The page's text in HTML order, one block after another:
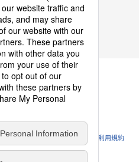
IRポリシー
免責事項
クッキーポリシー
ウェブサイトのご利用条件 利用規約